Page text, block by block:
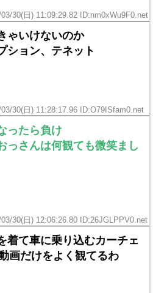
30(日) 11:09:29.82 ID:nm0xWu9F0.net
ゃいけないのか
ション、テネット
30(日) 11:28:17.96 ID:O79ISfam0.net
ったら負け
っさんは何観ても微笑まし
30(日) 12:06:26.80 ID:26JGLPPV0.net
着て車に乗り込むカーチェ
画だけをよく観てるわ